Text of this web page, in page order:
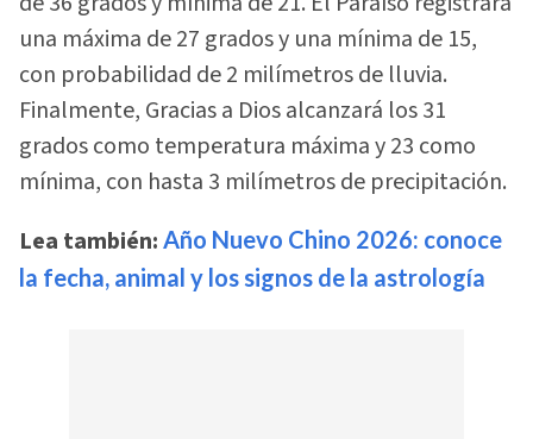
una máxima de 27 grados y una mínima de 15,
con probabilidad de 2 milímetros de lluvia.
Finalmente, Gracias a Dios alcanzará los 31
grados como temperatura máxima y 23 como
mínima, con hasta 3 milímetros de precipitación.
Lea también: Año Nuevo Chino 2026: conoce
la fecha, animal y los signos de la astrología